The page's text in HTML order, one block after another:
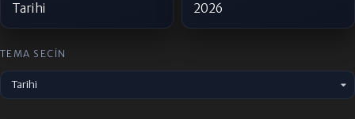
Tarihi 2026
TEMA SECIN
Tarihi